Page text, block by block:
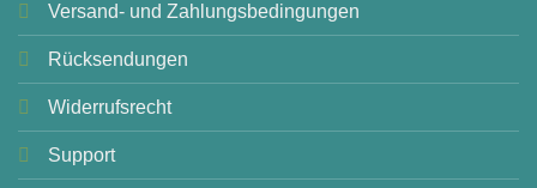
Versand- und Zahlungsbedingungen
Rücksendungen
Widerrufsrecht
Support